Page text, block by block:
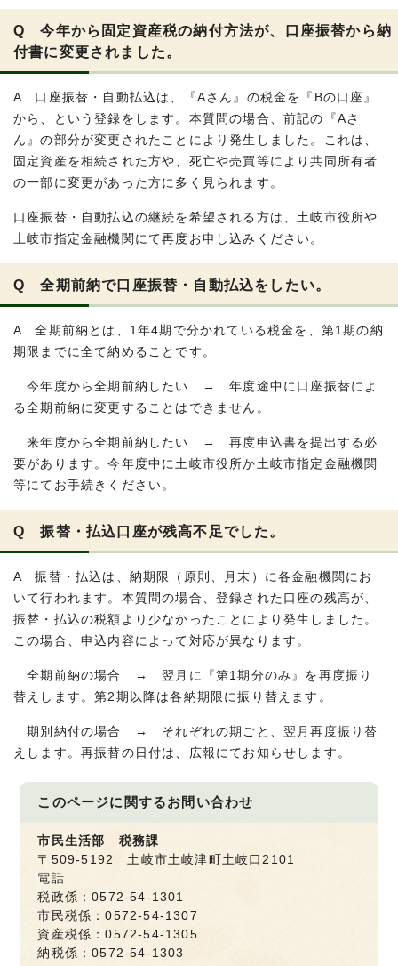
Q 今年から固定資産税の納付方法が、口座振替から納
付書に変更されました。
A 口座振替・自動払込は、『Aさん』の税金を『Bの口座』
から、という登録をします。本質問の場合、前記の『Aさ
ん』の部分が変更されたことにより発生しました。これは、
固定資産を相続された方や、死亡や売買等により共同所有者
の一部に変更があった方に多く見られます。
口座振替・自動払込の継続を希望される方は、土岐市役所や
土岐市指定金融機関にて再度お申し込みください。
Q 全期前納で口座振替・自動払込をしたい。
A 全期前納とは、1年4期で分かれている税金を、第1期の納
期限までに全て納めることです。
今年度から全期前納したい → 年度途中に口座振替によ
る全期前納に変更することはできません。
来年度から全期前納したい → 再度申込書を提出する必
要があります。今年度中に土岐市役所か土岐市指定金融機関
等にてお手続きください。
Q 振替・払込口座が残高不足でした。
A 振替・払込は、納期限（原則、月末）に各金融機関にお
いて行われます。本質問の場合、登録された口座の残高が、
振替・払込の税額より少なかったことにより発生しました。
この場合、申込内容によって対応が異なります。
全期前納の場合 → 翌月に『第1期分のみ』を再度振り
替えします。第2期以降は各納期限に振り替えます。
期別納付の場合 → それぞれの期ごと、翌月再度振り替
えします。再振替の日付は、広報にてお知らせします。
このページに関するお問い合わせ
市民生活部 税務課
〒509-5192 土岐市土岐津町土岐口2101
電話
税政係：0572-54-1301
市民税係：0572-54-1307
資産税係：0572-54-1305
納税係：0572-54-1303